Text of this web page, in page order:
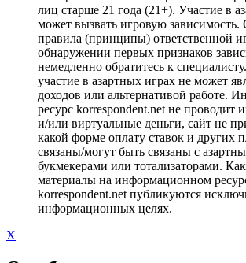
лиц старше 21 года (21+). Участие в
может вызвать игровую зависимость.
правила (принципы) ответственной
обнаружении первых признаков
немедленно обратитесь к
участие в азартных играх не может
доходов или альтернативой работе.
ресурс korrespondent.net не проводит
и/или виртуальные деньги, сайт не
какой форме оплату ставок и других
связаны/могут быть связаны с
букмекерами или тотализаторами.
материалы на информационном
korrespondent.net публикуются
информационных целях.
X